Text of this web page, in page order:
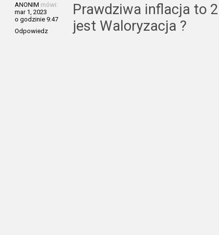
ANONIM mówi:
mar 1, 2023
o godzinie 9:47
Odpowiedz
Prawdziwa inflacja to
jest Waloryzacja ?